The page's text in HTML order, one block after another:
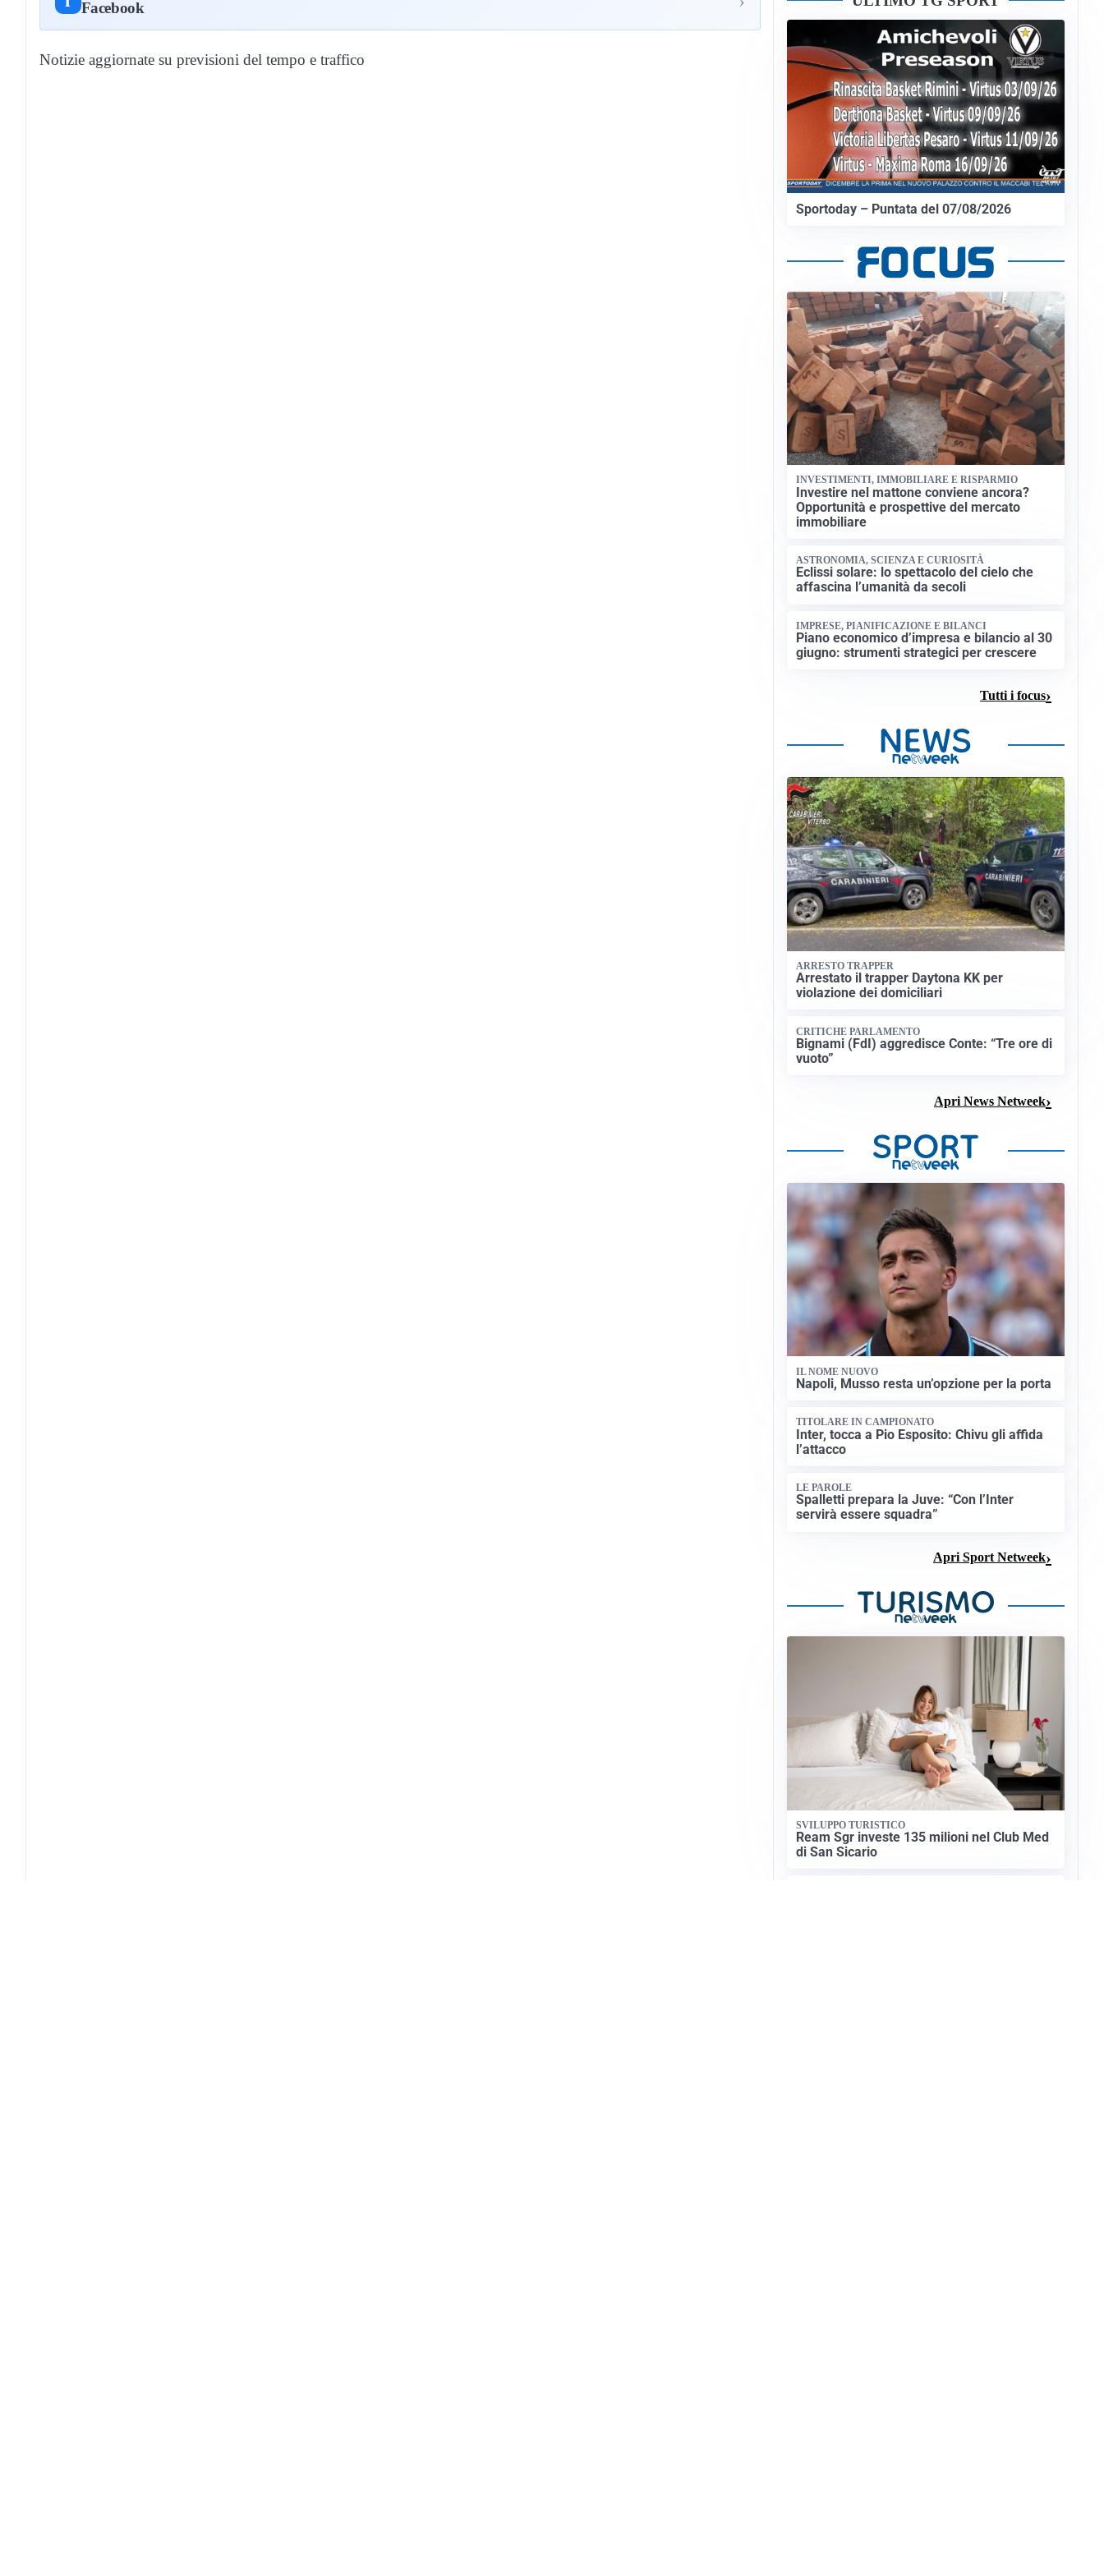
Facebook
Notizie aggiornate su previsioni del tempo e traffico
Sportoday – Puntata del 07/08/2026
INVESTIMENTI, IMMOBILIARE E RISPARMIO
Investire nel mattone conviene ancora?
Opportunità e prospettive del mercato
immobiliare
ASTRONOMIA, SCIENZA E CURIOSITÀ
Eclissi solare: lo spettacolo del cielo che
affascina l’umanità da secoli
IMPRESE, PIANIFICAZIONE E BILANCI
Piano economico d’impresa e bilancio al 30
giugno: strumenti strategici per crescere
Tutti i focus
ARRESTO TRAPPER
Arrestato il trapper Daytona KK per
violazione dei domiciliari
CRITICHE PARLAMENTO
Bignami (FdI) aggredisce Conte: “Tre ore di
vuoto”
Apri News Netweek
IL NOME NUOVO
Napoli, Musso resta un’opzione per la porta
TITOLARE IN CAMPIONATO
Inter, tocca a Pio Esposito: Chivu gli affida
l’attacco
LE PAROLE
Spalletti prepara la Juve: “Con l’Inter
servirà essere squadra”
Apri Sport Netweek
SVILUPPO TURISTICO
Ream Sgr investe 135 milioni nel Club Med
di San Sicario